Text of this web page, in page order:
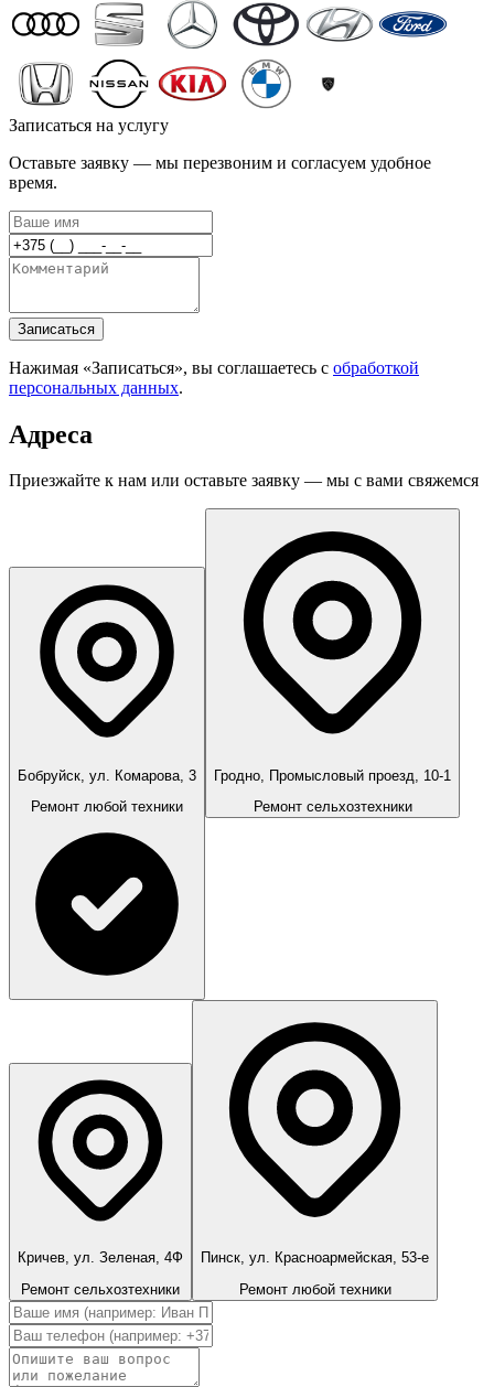
Записаться на услугу
Оставьте заявку — мы перезвоним и согласуем удобное
время.
Записаться
Нажимая «Записаться», вы соглашаетесь с обработкой
персональных данных.
Адреса
Приезжайте к нам или оставьте заявку — мы с вами свяжемся
Бобруйск, ул. Комарова, 3
Ремонт любой техники
Гродно, Промысловый проезд, 10-1
Ремонт сельхозтехники
Кричев, ул. Зеленая, 4Ф
Ремонт сельхозтехники
Пинск, ул. Красноармейская, 53-е
Ремонт любой техники